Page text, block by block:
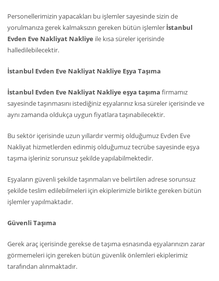
Personellerimizin yapacakları bu işlemler sayesinde sizin de
yorulmanıza gerek kalmaksızın gereken bütün işlemler İstanbul
Evden Eve Nakliyat Nakliye ile kısa süreler içerisinde
halledilebilecektir.
İstanbul Evden Eve Nakliyat Nakliye Eşya Taşıma
İstanbul Evden Eve Nakliyat Nakliye eşya taşıma firmamız
sayesinde taşınmasını istediğiniz eşyalarınız kısa süreler içerisinde ve
aynı zamanda oldukça uygun fiyatlara taşınabilecektir.
Bu sektör içerisinde uzun yıllardır vermiş olduğumuz Evden Eve
Nakliyat hizmetlerden edinmiş olduğumuz tecrübe sayesinde eşya
taşıma işleriniz sorunsuz şekilde yapılabilmektedir.
Eşyaların güvenli şekilde taşınmaları ve belirtilen adrese sorunsuz
şekilde teslim edilebilmeleri için ekiplerimizle birlikte gereken bütün
işlemler yapılmaktadır.
Güvenli Taşıma
Gerek araç içerisinde gerekse de taşıma esnasında eşyalarınızın zarar
görmemeleri için gereken bütün güvenlik önlemleri ekiplerimiz
tarafından alınmaktadır.